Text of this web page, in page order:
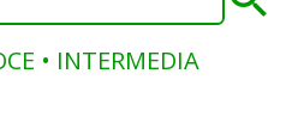
• INTERMEDIA